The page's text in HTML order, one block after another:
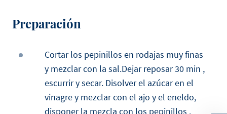
Preparación
Cortar los pepinillos en rodajas muy finas
y mezclar con la sal.Dejar reposar 30 min ,
escurrir y secar. Disolver el azúcar en el
vinagre y mezclar con el ajo y el eneldo,
disponer la mezcla con los pepinillos .